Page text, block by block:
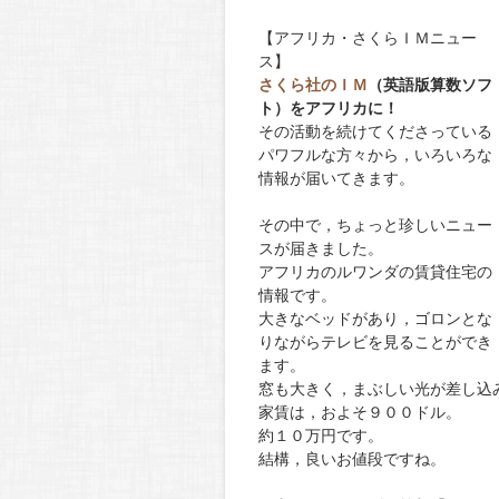
【アフリカ・さくらＩＭニュー
ス】
さくら社のＩＭ （英語版算数ソフ
ト）をアフリカに！
その活動を続けてくださっている
パワフルな方々から，いろいろな
情報が届いてきます。
その中で，ちょっと珍しいニュー
スが届きました。
アフリカのルワンダの賃貸住宅の
情報です。
大きなベッドがあり，ゴロンとな
りながらテレビを見ることができ
ます。
窓も大きく，まぶしい光が差し込
家賃は，およそ９００ドル。
約１０万円です。
結構，良いお値段ですね。